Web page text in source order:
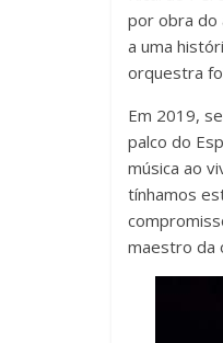
por obra do
a uma
orquestra
Em 2019,
palco do
música ao
tínhamos
maestro da